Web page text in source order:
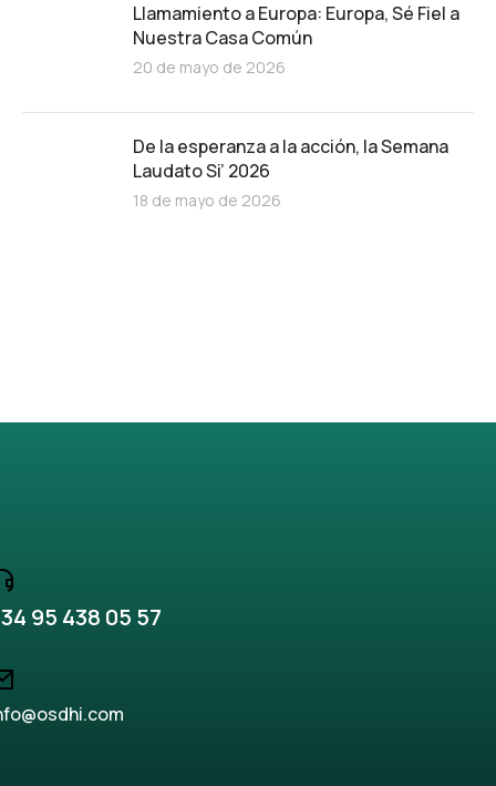
Llamamiento a Europa: Europa, Sé Fiel a
Nuestra Casa Común
20 de mayo de 2026
De la esperanza a la acción, la Semana
Laudato Si’ 2026
18 de mayo de 2026
95 438 05 57